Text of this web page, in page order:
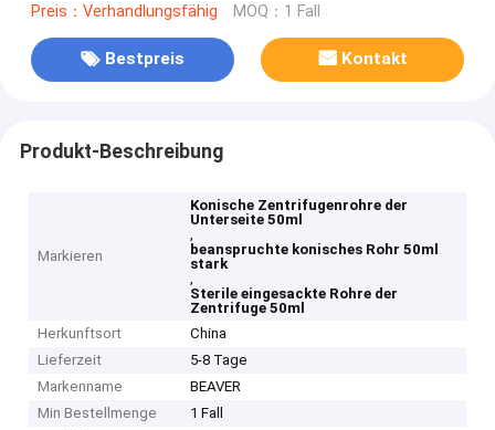
Preis：Verhandlungsfähig MOQ：1 Fall
Bestpreis Kontakt
Produkt-Beschreibung
Markieren
Konische Zentrifugenrohre der
Unterseite 50ml
,
beanspruchte konisches Rohr 50ml
stark
,
Sterile eingesackte Rohre der
Zentrifuge 50ml
Herkunftsort
China
Lieferzeit
5-8 Tage
Markenname
BEAVER
Min Bestellmenge
1 Fall